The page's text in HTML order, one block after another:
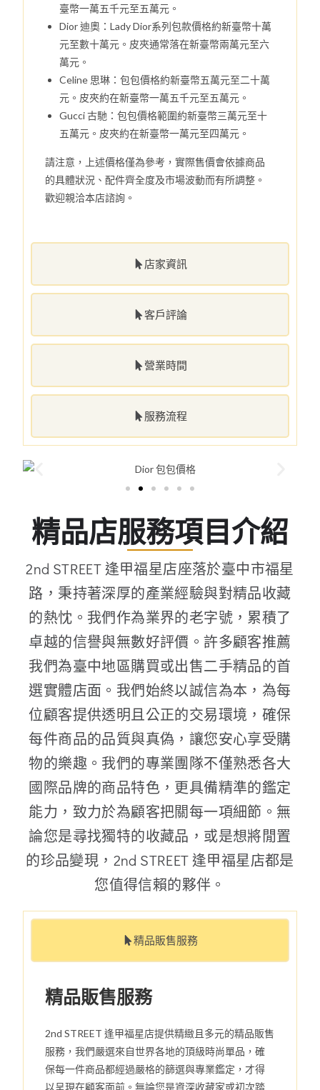
店家資訊
客戶評論
營業時間
服務流程
臺幣一萬五千元至五萬元。
Dior 迪奧：Lady Dior系列包款價格約新臺幣十萬
元至數十萬元。皮夾通常落在新臺幣兩萬元至六
萬元。
Celine 思琳：包包價格約新臺幣五萬元至二十萬
元。皮夾約在新臺幣一萬五千元至五萬元。
Gucci 古馳：包包價格範圍約新臺幣三萬元至十
五萬元。皮夾約在新臺幣一萬元至四萬元。
請注意，上述價格僅為參考，實際售價會依據商品
的具體狀況、配件齊全度及市場波動而有所調整。
歡迎親洽本店諮詢。
精品店服務項目介紹
2nd STREET 逢甲福星店座落於臺中市福星
路，秉持著深厚的產業經驗與對精品收藏
的熱忱。我們作為業界的老字號，累積了
卓越的信譽與無數好評價。許多顧客推薦
我們為臺中地區購買或出售二手精品的首
選實體店面。我們始終以誠信為本，為每
位顧客提供透明且公正的交易環境，確保
每件商品的品質與真偽，讓您安心享受購
物的樂趣。我們的專業團隊不僅熟悉各大
國際品牌的商品特色，更具備精準的鑑定
能力，致力於為顧客把關每一項細節。無
論您是尋找獨特的收藏品，或是想將閒置
的珍品變現，2nd STREET 逢甲福星店都是
您值得信賴的夥伴。
精品販售服務
精品販售服務
2nd STREET 逢甲福星店提供精緻且多元的精品販售
服務，我們嚴選來自世界各地的頂級時尚單品，確
保每一件商品都經過嚴格的篩選與專業鑑定，才得
以呈現在顧客面前。無論您是資深收藏家或初次踏